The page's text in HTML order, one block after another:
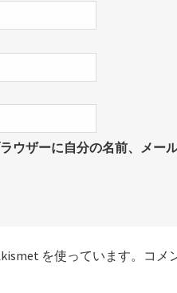
ウザーに自分の名前、メー
を使っています。 コメ